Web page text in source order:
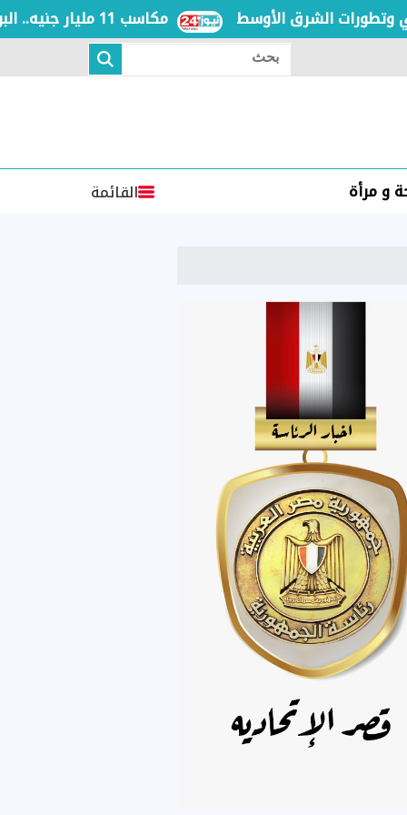
مكاسب 11 مليار جنيه.. البورصة تنهي تعاملات الأسبوع على ارتفاع مع معظم المؤشرات الشرق الأوسط
بحث
و مرأة القائمة